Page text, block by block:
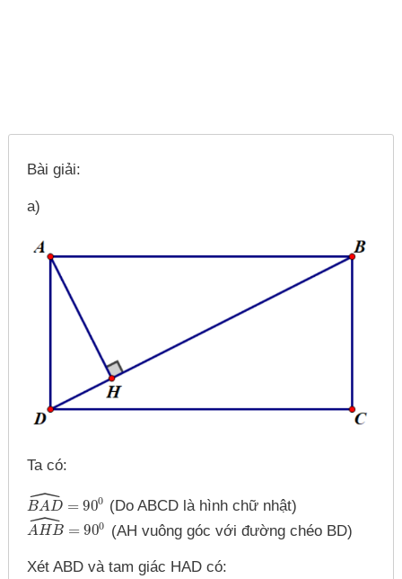
Bài giải:
a)
Ta có:
BAD
ˆ = 900
BAD^= 90 0 (Do ABCD là hình chữ nhật)
AHB
ˆ = 900
AHB^= 900 (AH vuông góc với đường chéo BD)
Xét ABD và tam giác HAD có: